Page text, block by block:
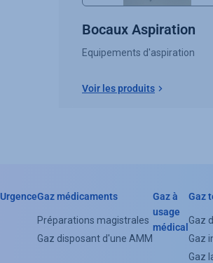
Bocaux Aspiration
Equipements d'aspiration
Voir les produits
Header
Categorie
UrgenceGaz médicaments
Préparations magistrales
Gaz disposant d'une AMM
Gaz à
usage
médical
Gaz
Gaz
Gaz
Gaz